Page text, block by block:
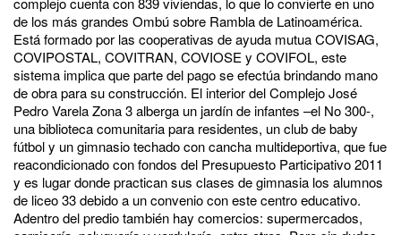
de los más grandes Ombú sobre Rambla de Latinoamérica.
Está formado por las cooperativas de ayuda mutua COVISAG,
COVIPOSTAL, COVITRAN, COVIOSE y COVIFOL, este
sistema implica que parte del pago se efectúa brindando mano
de obra para su construcción. El interior del Complejo José
Pedro Varela Zona 3 alberga un jardín de infantes –el No 300-,
una biblioteca comunitaria para residentes, un club de baby
fútbol y un gimnasio techado con cancha multideportiva, que fue
reacondicionado con fondos del Presupuesto Participativo 2011
y es lugar donde practican sus clases de gimnasia los alumnos
de liceo 33 debido a un convenio con este centro educativo.
Adentro del predio también hay comercios: supermercados,